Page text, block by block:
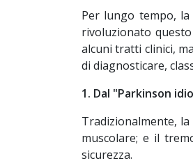
Per lungo tempo,
rivoluzionato
alcuni tratti clinici,
di diagnosticare,
1. Dal "Parkinson
Tradizionalmente,
muscolare; e il
sicurezza.